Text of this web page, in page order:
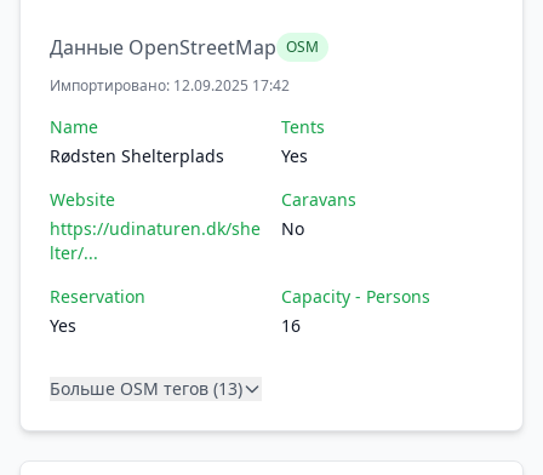
Данные OpenStreetMap OSM
Импортировано: 12.09.2025 17:42
Name
Rødsten Shelterplads
Tents
Yes
Website
https://udinaturen.dk/she
lter/...
Caravans
No
Reservation
Yes
Capacity - Persons
16
Больше OSM тегов (13)